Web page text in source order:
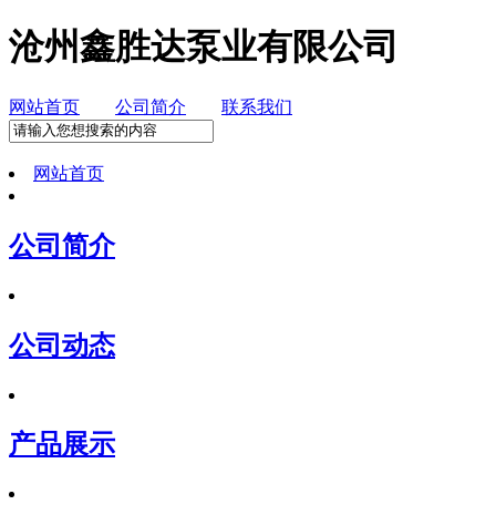
沧州鑫胜达泵业有限公司
网站首页 公司简介 联系我们
网站首页
公司简介
公司动态
产品展示